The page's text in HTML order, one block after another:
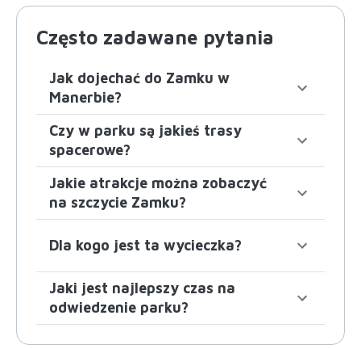
Często zadawane pytania
Jak dojechać do Zamku w
Manerbie?
Czy w parku są jakieś trasy
spacerowe?
Jakie atrakcje można zobaczyć
na szczycie Zamku?
Dla kogo jest ta wycieczka?
Jaki jest najlepszy czas na
odwiedzenie parku?